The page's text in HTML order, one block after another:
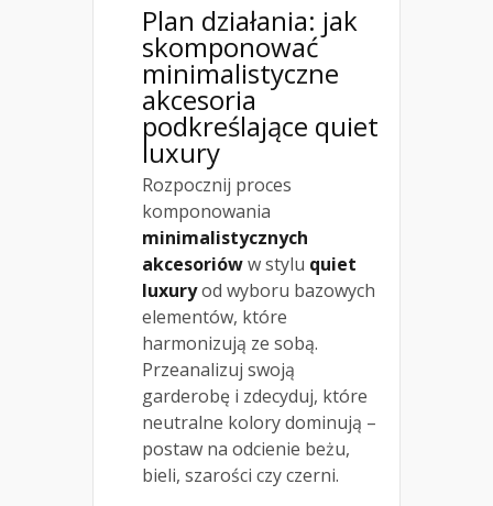
Plan działania: jak
skomponować
minimalistyczne
akcesoria
podkreślające quiet
luxury
Rozpocznij proces
komponowania
minimalistycznych
akcesorióww stylu quiet
luxuryod wyboru bazowych
elementów, które
harmonizują ze sobą.
Przeanalizuj swoją
garderobę i zdecyduj, które
neutralne kolory dominują –
postaw na odcienie beżu,
bieli, szarości czy czerni.